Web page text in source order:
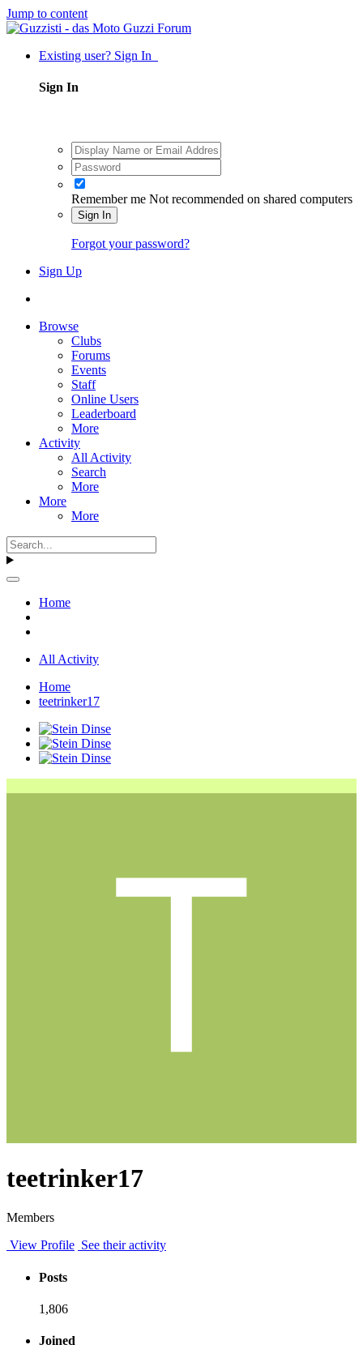
Jump to content
Existing user? Sign In
Sign In
Remember me Not recommended on shared computers
Sign In
Forgot your password?
Sign Up
Browse
Clubs
Forums
Events
Staff
Online Users
Leaderboard
More
Activity
All Activity
Search
More
More
More
Home
All Activity
Home
teetrinker17
teetrinker17
Members
View Profile See their activity
Posts
1,806
Joined